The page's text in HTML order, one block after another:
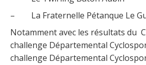
– La Fraternelle Pétanque Le
Notamment avec les résultats du
challenge Départemental
challenge Départemental